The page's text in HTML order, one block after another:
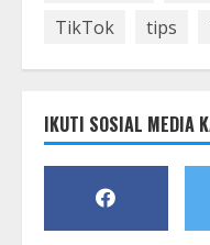
TikTok
tips
IKUTI SOSIAL MEDIA